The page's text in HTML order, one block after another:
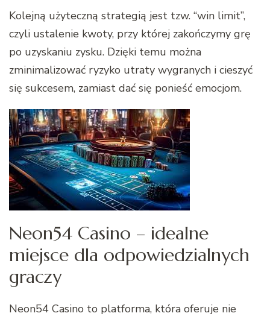
Kolejną użyteczną strategią jest tzw. “win limit”,
czyli ustalenie kwoty, przy której zakończymy grę
po uzyskaniu zysku. Dzięki temu można
zminimalizować ryzyko utraty wygranych i cieszyć
się sukcesem, zamiast dać się ponieść emocjom.
Neon54 Casino – idealne
miejsce dla odpowiedzialnych
graczy
Neon54 Casino to platforma, która oferuje nie